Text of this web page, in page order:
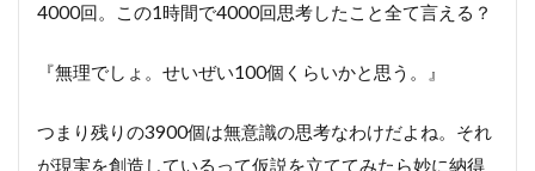
4000回。この1時間で4000回思考したこと全て言える？
『無理でしょ。せいぜい100個くらいかと思う。』
つまり残りの3900個は無意識の思考なわけだよね。それ
が現実を創造しているって仮説を立ててみたら妙に納得